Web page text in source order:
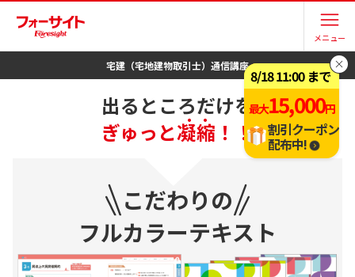
メニュー
8/1811:00 まで
最大15,000円
割引クーポン
配布中!
宅建（宅地建物取引士）通信講座
フルカラーテキスト出るところだけを
ぎゅっと凝縮！！
・ ・
こだわりの
フルカラーテキスト